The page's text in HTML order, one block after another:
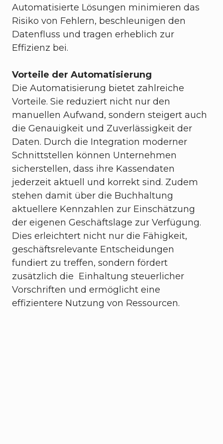
Automatisierte Lösungen minimieren das
Risiko von Fehlern, beschleunigen den
Datenfluss und tragen erheblich zur
Effizienz bei.
Vorteile der Automatisierung
Die Automatisierung bietet zahlreiche
Vorteile. Sie reduziert nicht nur den
manuellen Aufwand, sondern steigert auch
die Genauigkeit und Zuverlässigkeit der
Daten. Durch die Integration moderner
Schnittstellen können Unternehmen
sicherstellen, dass ihre Kassendaten
jederzeit aktuell und korrekt sind. Zudem
stehen damit über die Buchhaltung
aktuellere Kennzahlen zur Einschätzung
der eigenen Geschäftslage zur Verfügung.
Dies erleichtert nicht nur die Fähigkeit,
geschäftsrelevante Entscheidungen
fundiert zu treffen, sondern fördert
zusätzlich die Einhaltung steuerlicher
Vorschriften und ermöglicht eine
effizientere Nutzung von Ressourcen.